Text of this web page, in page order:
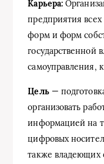
Карьера:
предприятия
форм и форм
государственной
самоуправления,
Цель—
организовать
информацией на
цифровых
также владеющих